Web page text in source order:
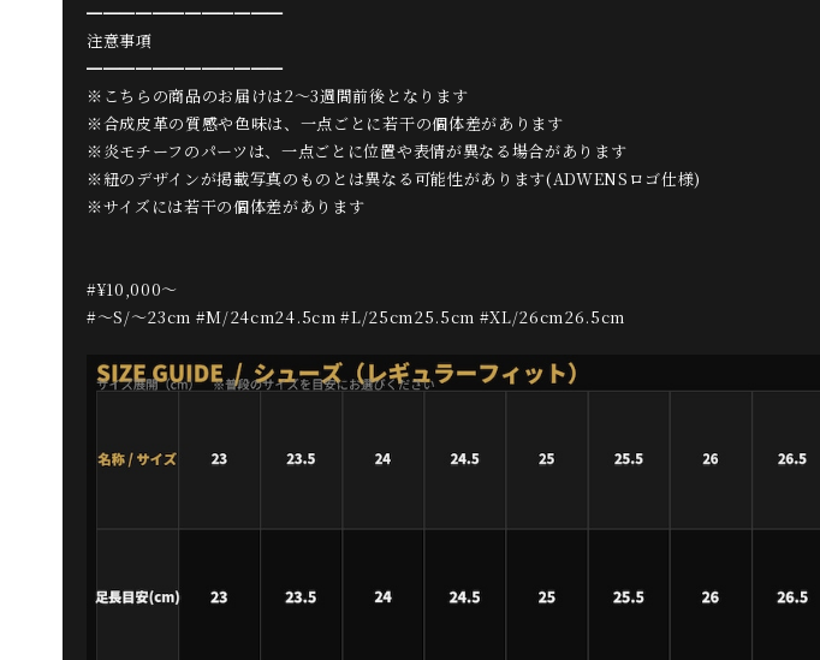
━━━━━━━━━━━━
注意事項
━━━━━━━━━━━━
※こちらの商品のお届けは2〜3週間前後となります
※合成皮革の質感や色味は、一点ごとに若干の個体差があります
※炎モチーフのパーツは、一点ごとに位置や表情が異なる場合があります
※紐のデザインが掲載写真のものとは異なる可能性があります(ADWENSロゴ仕様)
※サイズには若干の個体差があります
#¥10,000〜
#〜S/〜23cm #M/24cm24.5cm #L/25cm25.5cm #XL/26cm26.5cm